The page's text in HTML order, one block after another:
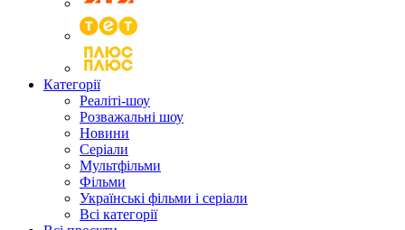
Категорії
Реаліті-шоу
Розважальні шоу
Новини
Серіали
Мультфільми
Фільми
Українські фільми і серіали
Всі категорії